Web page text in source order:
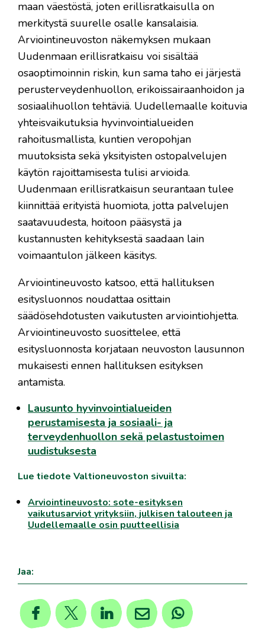
maan väestöstä, joten erillisratkaisulla on
merkitystä suurelle osalle kansalaisia.
Arviointineuvoston näkemyksen mukaan
Uudenmaan erillisratkaisu voi sisältää
osaoptimoinnin riskin, kun sama taho ei järjestä
perusterveydenhuollon, erikoissairaanhoidon ja
sosiaalihuollon tehtäviä. Uudellemaalle koituvia
yhteisvaikutuksia hyvinvointialueiden
rahoitusmallista, kuntien veropohjan
muutoksista sekä yksityisten ostopalvelujen
käytön rajoittamisesta tulisi arvioida.
Uudenmaan erillisratkaisun seurantaan tulee
kiinnittää erityistä huomiota, jotta palvelujen
saatavuudesta, hoitoon pääsystä ja
kustannusten kehityksestä saadaan lain
voimaantulon jälkeen käsitys.
Arviointineuvosto katsoo, että hallituksen
esitysluonnos noudattaa osittain
säädösehdotusten vaikutusten arviointiohjetta.
Arviointineuvosto suosittelee, että
esitysluonnosta korjataan neuvoston lausunnon
mukaisesti ennen hallituksen esityksen
antamista.
Lausunto hyvinvointialueiden
perustamisesta ja sosiaali- ja
terveydenhuollon sekä pelastustoimen
uudistuksesta
Lue tiedote Valtioneuvoston sivuilta:
Arviointineuvosto: sote-esityksen
vaikutusarviot yrityksiin, julkisen talouteen ja
Uudellemaalle osin puutteellisia
Jaa: